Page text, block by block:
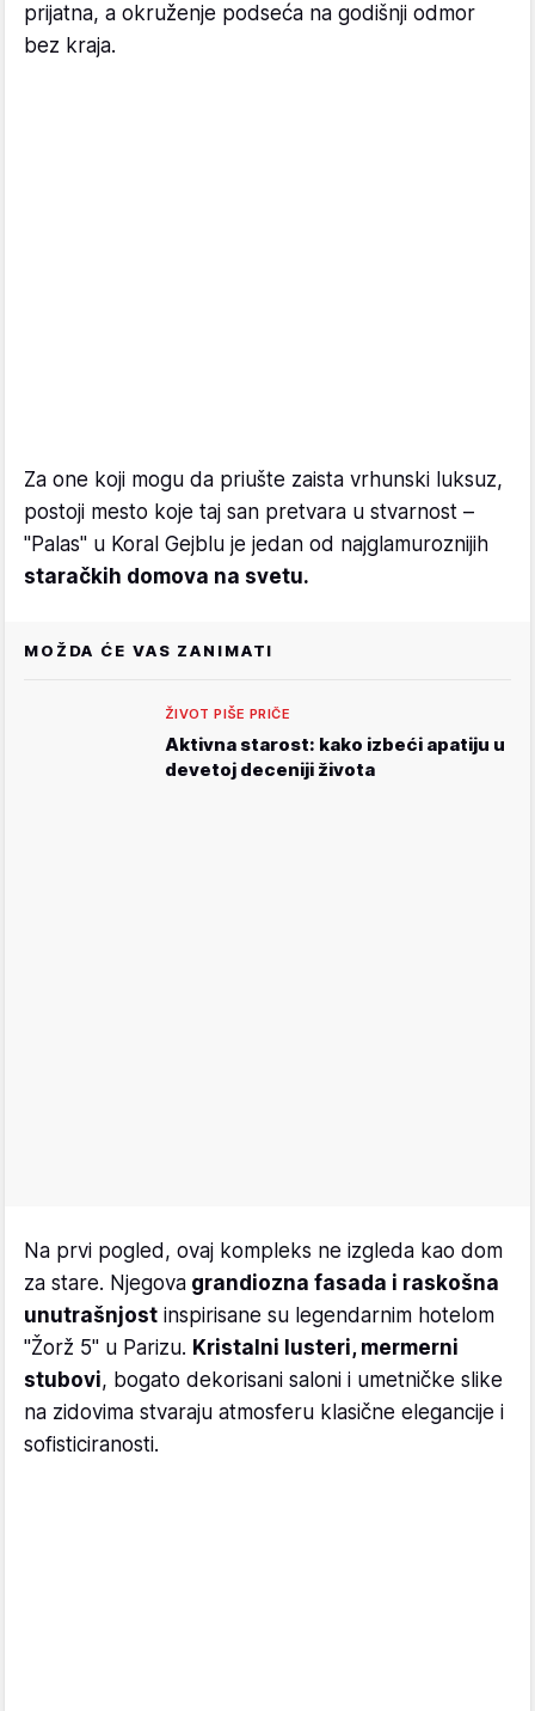
prijatna, a okruženje podseća na godišnji odmor
bez kraja.
Za one koji mogu da priušte zaista vrhunski luksuz,
postoji mesto koje taj san pretvara u stvarnost –
"Palas" u Koral Gejblu je jedan od najglamuroznijih
staračkih domova na svetu.
MOŽDA ĆE VAS ZANIMATI
ŽIVOT PIŠE PRIČE
Aktivna starost: kako izbeći apatiju u
devetoj deceniji života
Na prvi pogled, ovaj kompleks ne izgleda kao dom
za stare. Njegova grandiozna fasada i raskošna
unutrašnjost inspirisane su legendarnim hotelom
"Žorž 5" u Parizu. Kristalni lusteri, mermerni
stubovi, bogato dekorisani saloni i umetničke slike
na zidovima stvaraju atmosferu klasične elegancije i
sofisticiranosti.